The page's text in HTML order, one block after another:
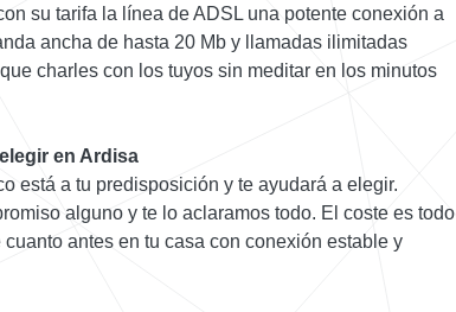
su tarifa la línea de ADSL una potente conexión a
ancha de hasta 20 Mb y llamadas ilimitadas
charles con los tuyos sin meditar en los minutos
en Ardisa
está a tu predisposición y te ayudará a elegir.
alguno y te lo aclaramos todo. El coste es todo
antes en tu casa con conexión estable y